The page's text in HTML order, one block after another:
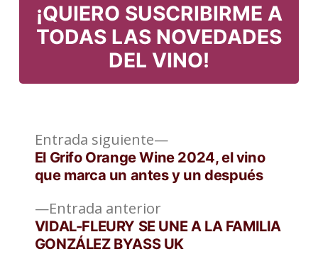
¡QUIERO SUSCRIBIRME A
TODAS LAS NOVEDADES
DEL VINO!
Navegación
de
entradas
Entrada anteriorEntrada
anterior:
VIDAL-FLEURY SE UNE A LA FAMILIA
GONZÁLEZ BYASS UK
Entrada siguiente
Entrada
siguiente:
El Grifo Orange Wine 2024, el vino
que marca un antes y un después